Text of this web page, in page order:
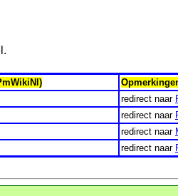
redirect naar
redirect naar
redirect naar
redirect naar